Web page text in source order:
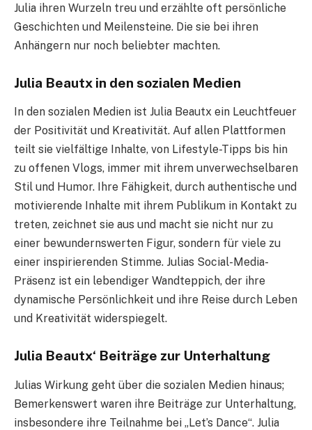
Julia ihren Wurzeln treu und erzählte oft persönliche
Geschichten und Meilensteine. Die sie bei ihren
Anhängern nur noch beliebter machten.
Julia Beautx in den sozialen Medien
In den sozialen Medien ist Julia Beautx ein Leuchtfeuer
der Positivität und Kreativität. Auf allen Plattformen
teilt sie vielfältige Inhalte, von Lifestyle-Tipps bis hin
zu offenen Vlogs, immer mit ihrem unverwechselbaren
Stil und Humor. Ihre Fähigkeit, durch authentische und
motivierende Inhalte mit ihrem Publikum in Kontakt zu
treten, zeichnet sie aus und macht sie nicht nur zu
einer bewundernswerten Figur, sondern für viele zu
einer inspirierenden Stimme. Julias Social-Media-
Präsenz ist ein lebendiger Wandteppich, der ihre
dynamische Persönlichkeit und ihre Reise durch Leben
und Kreativität widerspiegelt.
Julia Beautx‘ Beiträge zur Unterhaltung
Julias Wirkung geht über die sozialen Medien hinaus;
Bemerkenswert waren ihre Beiträge zur Unterhaltung,
insbesondere ihre Teilnahme bei „Let’s Dance“. Julia